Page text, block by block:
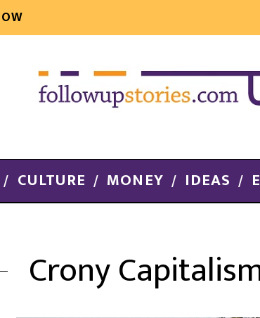
CULTURE MONEY IDEAS
Crony